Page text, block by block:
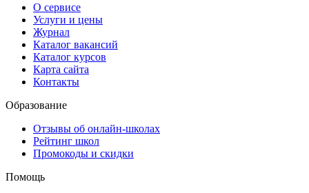
О сервисе
Услуги и цены
Журнал
Каталог вакансий
Каталог курсов
Карта сайта
Контакты
Образование
Отзывы об онлайн-школах
Рейтинг школ
Промокоды и скидки
Помощь